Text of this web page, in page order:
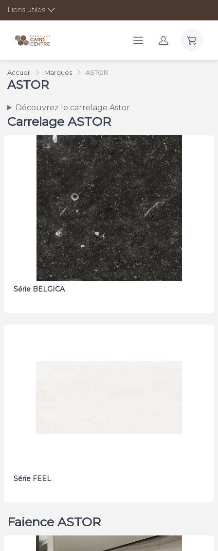
Liens utiles
Accueil Marques ASTOR
ASTOR
Découvrez le carrelage Astor
Carrelage ASTOR
Série BELGICA
Série FEEL
Faience ASTOR